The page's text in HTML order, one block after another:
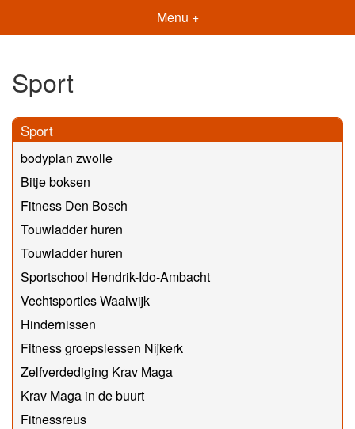
Menu +
Sport
Sport
bodyplan zwolle
Bitje boksen
Fitness Den Bosch
Touwladder huren
Touwladder huren
Sportschool Hendrik-Ido-Ambacht
Vechtsportles Waalwijk
Hindernissen
Fitness groepslessen Nijkerk
Zelfverdediging Krav Maga
Krav Maga in de buurt
Fitnessreus